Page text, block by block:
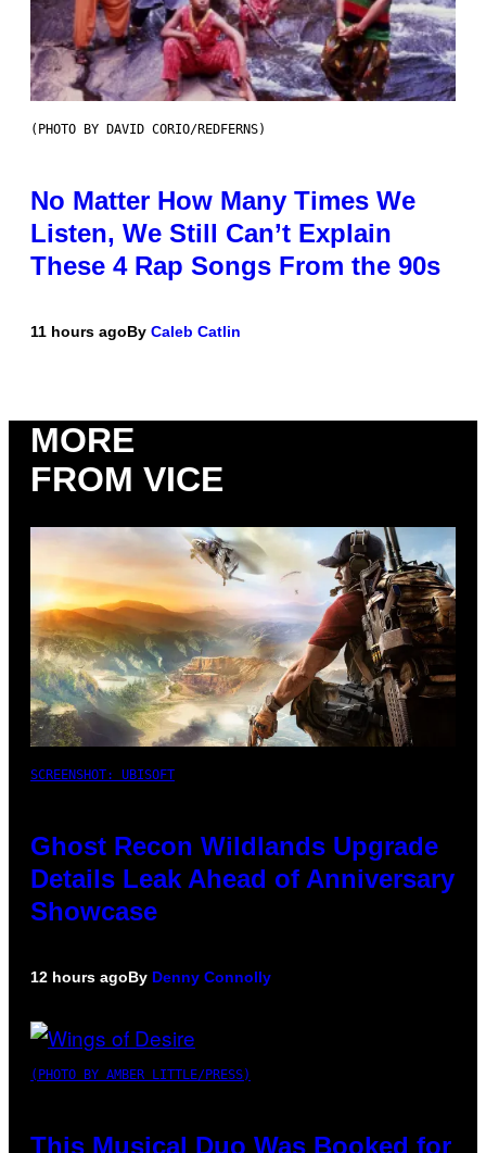
(PHOTO BY DAVID CORIO/REDFERNS)
No Matter How Many Times We
Listen, We Still Can’t Explain
These 4 Rap Songs From the 90s
11 hours agoBy Caleb Catlin
MORE
FROM VICE
SCREENSHOT: UBISOFT
Ghost Recon Wildlands Upgrade
Details Leak Ahead of Anniversary
Showcase
12 hours agoBy Denny Connolly
(PHOTO BY AMBER LITTLE/PRESS)
This Musical Duo Was Booked for